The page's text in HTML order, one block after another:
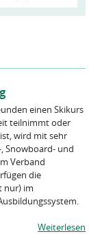
einen Skikurs
teilnimmt oder
wird mit sehr
Snowboard- und
Verband
die
nur) im
Weiterlesen